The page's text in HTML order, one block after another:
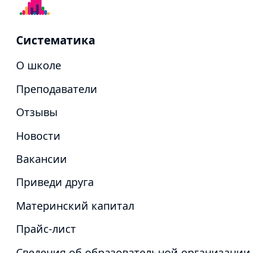
Систематика
О школе
Преподаватели
Отзывы
Новости
Вакансии
Приведи друга
Материнский капитал
Прайс-лист